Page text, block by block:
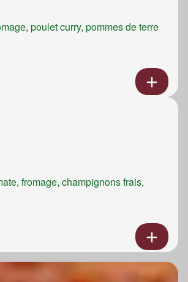
poulet curry, pommes de terre
fromage, champignons frais,